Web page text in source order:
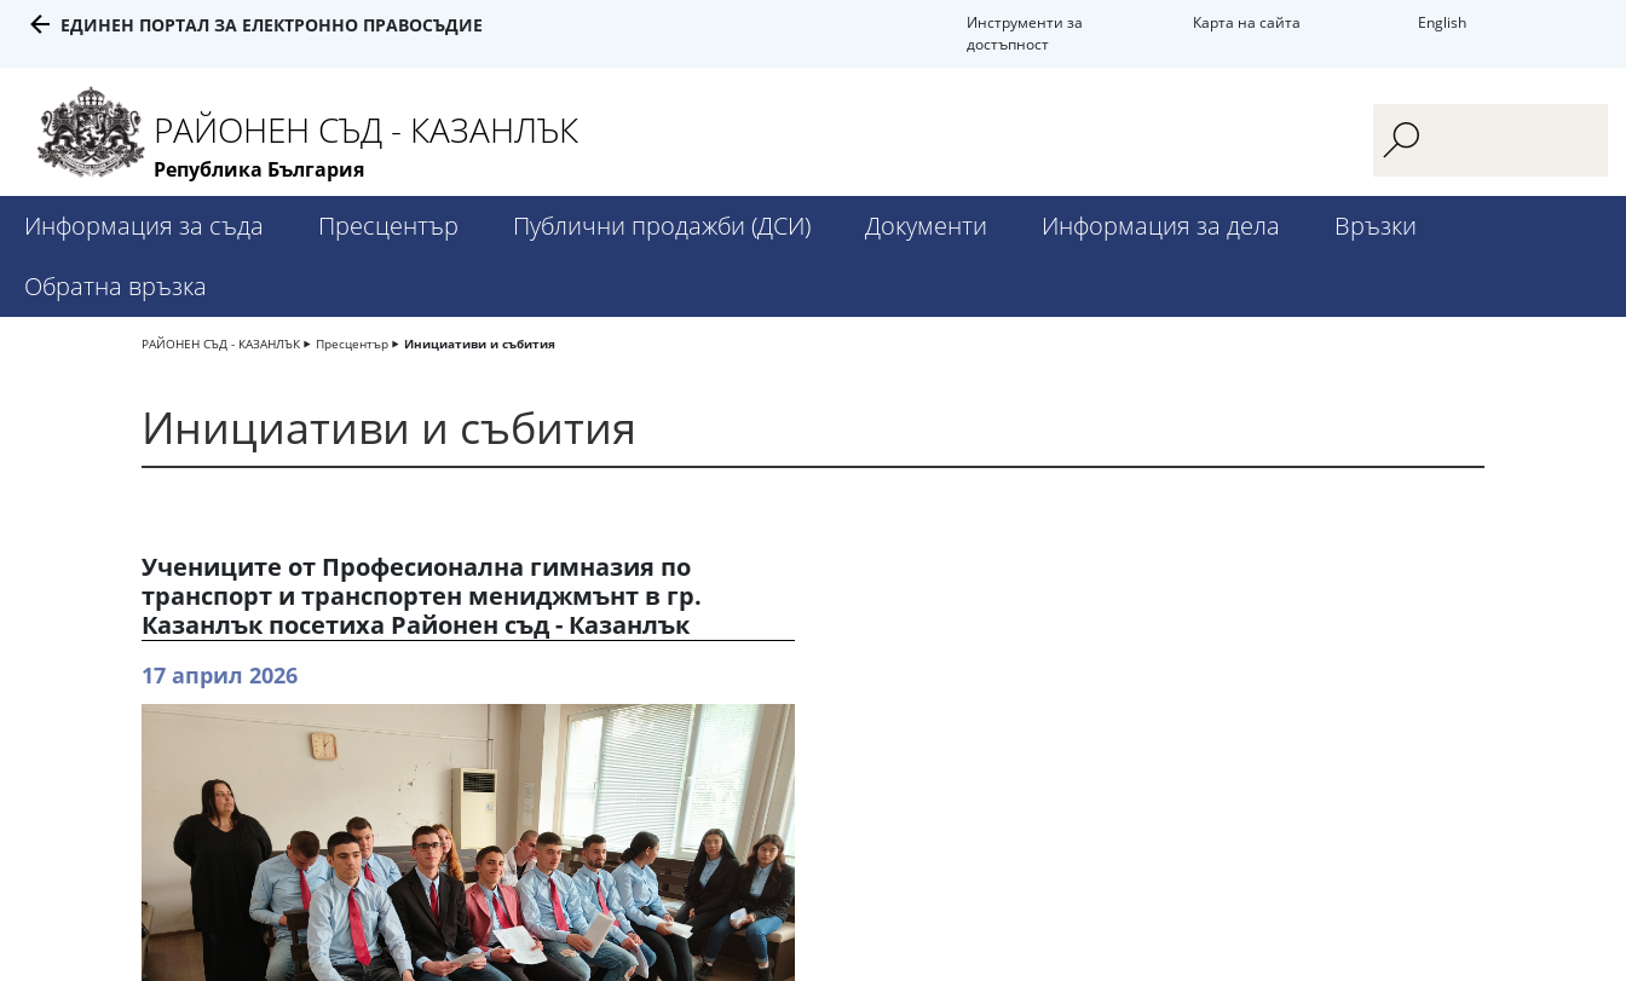
ЕДИНЕН ПОРТАЛ ЗА ЕЛЕКТРОННО ПРАВОСЪДИЕ
Инструменти за
достъпност
Карта на сайта English
РАЙОНЕН СЪД - КАЗАНЛЪК
Република България
Информация за съда Пресцентър Публични продажби (ДСИ) Документи Информация за дела
Връзки
Обратна връзка
РАЙОНЕН СЪД - КАЗАНЛЪК Пресцентър Инициативи и събития
Инициативи и събития
Учениците от Професионална гимназия по
транспорт и транспортен мениджмънт в гр.
Казанлък посетиха Районен съд - Казанлък
17 април 2026